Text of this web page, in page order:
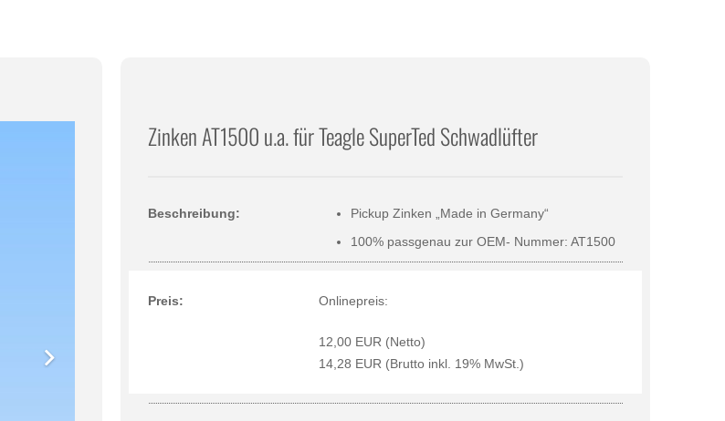
Zinken AT1500 u.a. für Teagle SuperTed Schwadlüfter
Beschreibung:
Pickup Zinken „Made in Germany“
100% passgenau zur OEM- Nummer: AT1500
Preis: Onlinepreis:
12,00 EUR (Netto)
14,28 EUR (Brutto inkl. 19% MwSt.)